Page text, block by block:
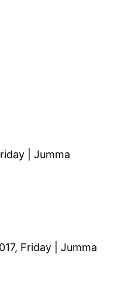
| Jumma
Friday | Jumma